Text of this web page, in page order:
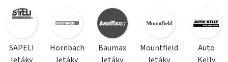
SAPELI
Hornbach
Baumax
Mountfield
Auto